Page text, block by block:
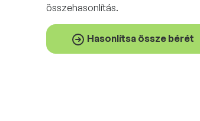
összehasonlítás.
Hasonlítsa össze bérét